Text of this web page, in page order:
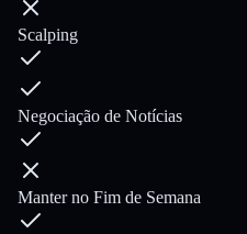
Scalping
Negociação de Notícias
Manter no Fim de Semana